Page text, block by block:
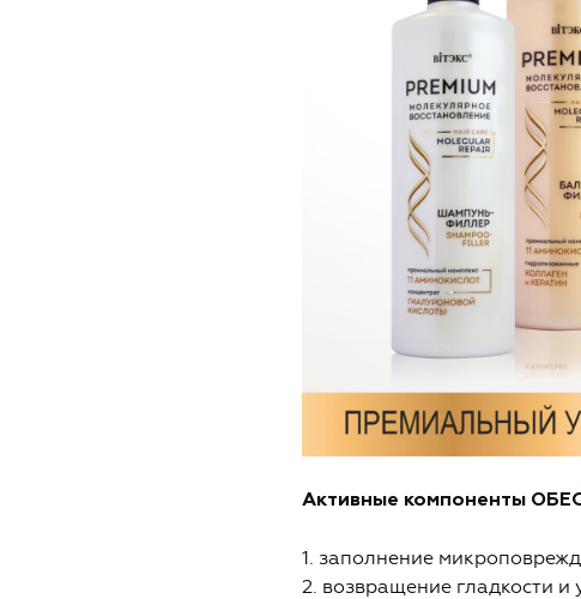
Активные компоненты
1. заполнение
2. возвращение гладкости и